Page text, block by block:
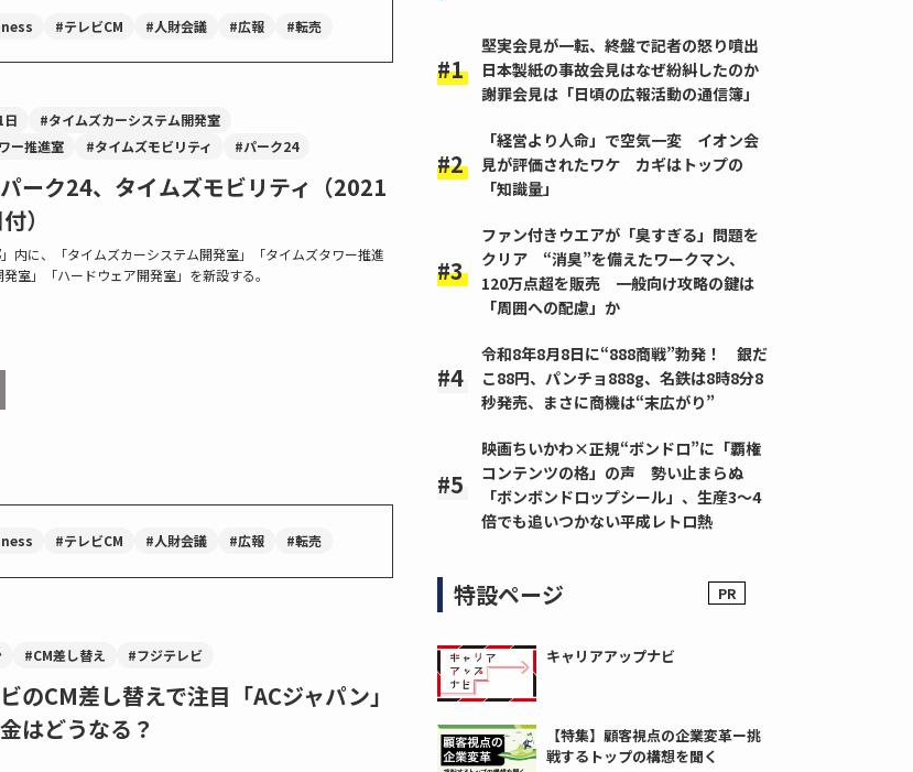
#テレビCM #人財会議 #広報 #転売
日
#タイムズカーシステム開発室
ー推進室
#タイムズモビリティ #パーク24
パーク24、タイムズモビリティ（2021
）
」内に、「タイムズカーシステム開発室」「タイムズタワー推進
室」「ハードウェア開発室」を新設する。
#テレビCM #人財会議 #広報 #転売
#CM差し替え #フジテレビ
のCM差し替えで注目「ACジャパン」
はどうなる？
堅実会見が一転、終盤で記者の怒り噴出
日本製紙の事故会見はなぜ紛糾したのか
謝罪会見は「日頃の広報活動の通信簿」
「経営より人命」で空気一変 イオン会
見が評価されたワケ カギはトップの
「知識量」
ファン付きウエアが「臭すぎる」問題を
クリア “消臭”を備えたワークマン、
120万点超を販売 一般向け攻略の鍵は
「周囲への配慮」か
令和8年8月8日に“888商戦”勃発！ 銀だ
こ88円、パンチョ888g、名鉄は8時8分8
秒発売、まさに商機は“末広がり”
映画ちいかわ×正規“ボンドロ”に「覇権
コンテンツの格」の声 勢い止まらぬ
「ボンボンドロップシール」、生産3～4
倍でも追いつかない平成レトロ熱
特設ページ
キャリアアップナビ
【特集】顧客視点の企業変革ー挑
戦するトップの構想を聞く